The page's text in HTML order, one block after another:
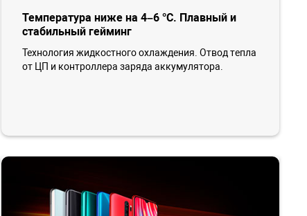
Температура ниже на 4–6 °C. Плавный и
стабильный гейминг
Технология жидкостного охлаждения. Отвод тепла
от ЦП и контроллера заряда аккумулятора.